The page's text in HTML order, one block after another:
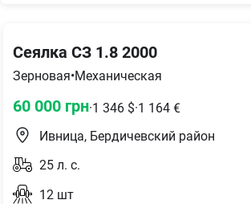
Сеялка СЗ 1.8 2000
Зерновая•Механическая
60 000 грн·1 346 $·1 164 €
Ивница, Бердичевский район
25 л. с.
12 шт